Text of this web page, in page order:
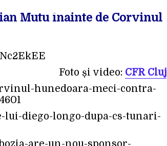
Mutu înainte de Corvinul
Foto și video: CFR Cluj
hunedoara-meci-contra-
lui-diego-longo-dupa-cs-tunari-